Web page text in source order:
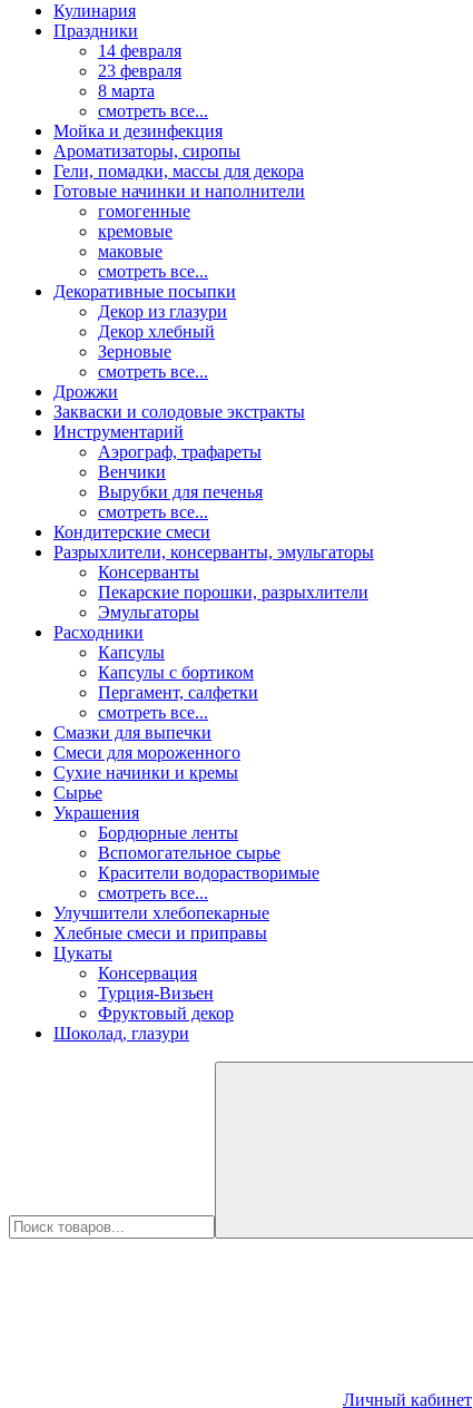
Кулинария
Праздники
14 февраля
23 февраля
8 марта
смотреть все...
Мойка и дезинфекция
Ароматизаторы, сиропы
Гели, помадки, массы для декора
Готовые начинки и наполнители
гомогенные
кремовые
маковые
смотреть все...
Декоративные посыпки
Декор из глазури
Декор хлебный
Зерновые
смотреть все...
Дрожжи
Закваски и солодовые экстракты
Инструментарий
Аэрограф, трафареты
Венчики
Вырубки для печенья
смотреть все...
Кондитерские смеси
Разрыхлители, консерванты, эмульгаторы
Консерванты
Пекарские порошки, разрыхлители
Эмульгаторы
Расходники
Капсулы
Капсулы с бортиком
Пергамент, салфетки
смотреть все...
Смазки для выпечки
Смеси для мороженного
Сухие начинки и кремы
Сырье
Украшения
Бордюрные ленты
Вспомогательное сырье
Красители водорастворимые
смотреть все...
Улучшители хлебопекарные
Хлебные смеси и приправы
Цукаты
Консервация
Турция-Визьен
Фруктовый декор
Шоколад, глазури
Личный кабинет